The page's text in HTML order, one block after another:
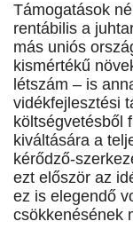
Támogatások
rentábilis a
más uniós
kismértékű
létszám – is
vidékfejlesztési
költségvetésből
kiváltására a
kérődző-
ezt először az
ez is elegendő
csökkenésének